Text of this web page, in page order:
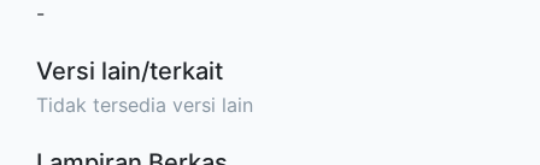
-
Versi lain/terkait
Tidak tersedia versi lain